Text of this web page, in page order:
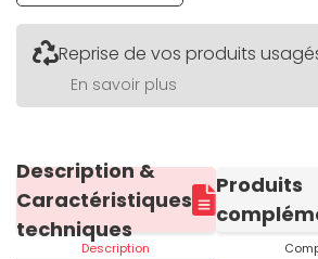
Reprise de vos produits
En savoir plus
Description &
Caractéristiques
techniques
Description
Produits